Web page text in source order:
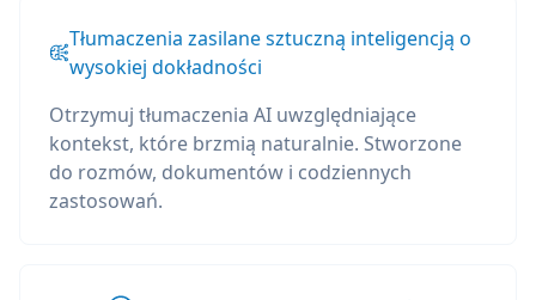
Tłumaczenia zasilane sztuczną inteligencją o
wysokiej dokładności
Otrzymuj tłumaczenia AI uwzględniające
kontekst, które brzmią naturalnie. Stworzone
do rozmów, dokumentów i codziennych
zastosowań.